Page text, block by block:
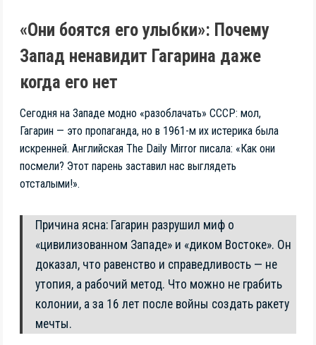
«Они боятся его улыбки»: Почему
Запад ненавидит Гагарина даже
когда его нет
Сегодня на Западе модно «разоблачать» СССР: мол,
Гагарин — это пропаганда, но в 1961-м их истерика была
искренней. Английская The Daily Mirror писала: «Как они
посмели? Этот парень заставил нас выглядеть
отсталыми!».
Причина ясна: Гагарин разрушил миф о
«цивилизованном Западе» и «диком Востоке». Он
доказал, что равенство и справедливость — не
утопия, а рабочий метод. Что можно не грабить
колонии, а за 16 лет после войны создать ракету
мечты.